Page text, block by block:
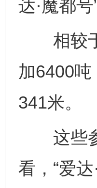
达·魔都号
相较于
加6400
341米。
这些参
看，“爱